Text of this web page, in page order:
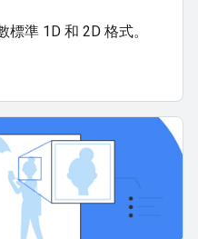
準 1D 和 2D 格式。